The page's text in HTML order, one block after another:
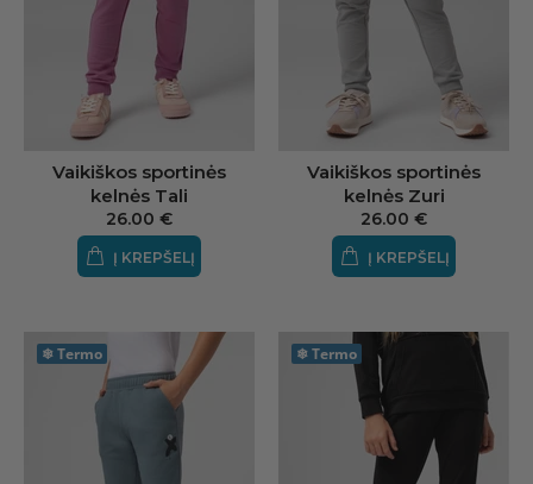
Vaikiškos sportinės
kelnės Tali
26.00 €
Į KREPŠELĮ
Vaikiškos sportinės
kelnės Zuri
26.00 €
Į KREPŠELĮ
❄Termo ❄Termo